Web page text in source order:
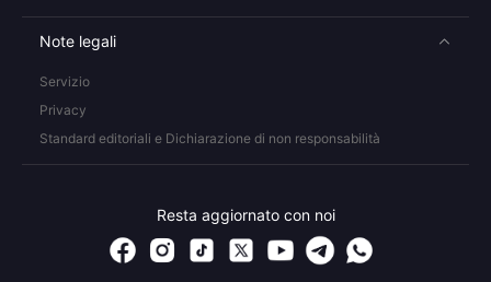
Note legali
Servizio
Privacy
Standard editoriali e Dichiarazione di non responsabilità
Resta aggiornato con noi